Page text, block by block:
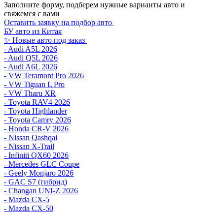
Заполните форму, подберем нужные варианты авто и
свяжемся с вами
Оставить заявку на подбор авто
БУ авто из Китая
✨ Новые авто под заказ
- Audi A5L 2026
- Audi Q5L 2026
- Audi A6L 2026
- VW Teramont Pro 2026
- VW Tiguan L Pro
- VW Tharu XR
- Toyota RAV4 2026
- Toyota Highlander
- Toyota Camry 2026
- Honda CR-V 2026
- Nissan Qashqai
- Nissan X-Trail
- Infiniti QX60 2026
- Mercedes GLC Coupe
- Geely Monjaro 2026
- GAC S7 (гибрид)
- Changan UNI-Z 2026
- Mazda CX-5
- Mazda CX-50